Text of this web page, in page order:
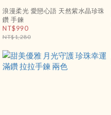
浪漫柔光 愛戀心語 天然紫水晶珍珠
鑽 手鍊
NT$990
NT$1,280